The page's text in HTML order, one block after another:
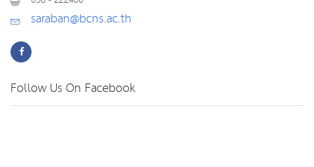
saraban@bcns.ac.th
Follow Us On Facebook